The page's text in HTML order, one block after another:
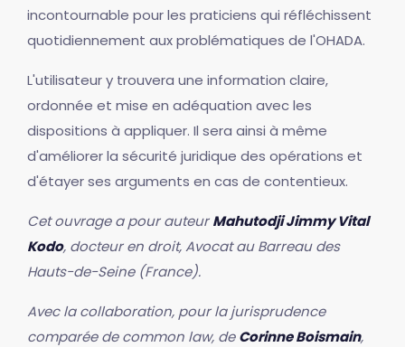
incontournable pour les praticiens qui réfléchissent
quotidiennement aux problématiques de l'OHADA.
L'utilisateur y trouvera une information claire,
ordonnée et mise en adéquation avec les
dispositions à appliquer. Il sera ainsi à même
d'améliorer la sécurité juridique des opérations et
d'étayer ses arguments en cas de contentieux.
Cet ouvrage a pour auteurMahutodji Jimmy Vital
Kodo, docteur en droit, Avocat au Barreau des
Hauts-de-Seine (France).
Avec la collaboration, pour la jurisprudence
comparée de common law, deCorinne Boismain,